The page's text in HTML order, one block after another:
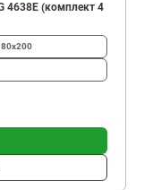
4638E (комплект 4